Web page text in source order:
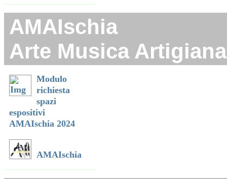
AMAIschia
Arte Musica
Modulo
richiesta
spazi
espositivi
AMAIschia 2024
AMAIschia